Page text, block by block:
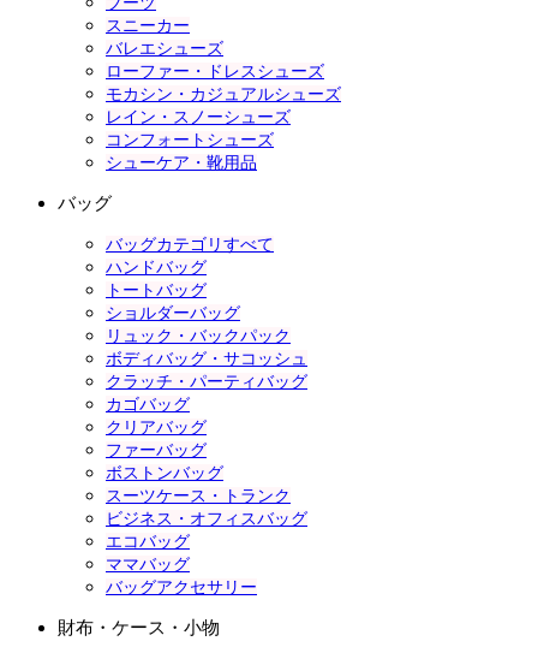
スニーカー
バレエシューズ
ローファー・ドレスシューズ
モカシン・カジュアルシューズ
レイン・スノーシューズ
コンフォートシューズ
シューケア・靴用品
バッグ
バッグカテゴリすべて
ハンドバッグ
トートバッグ
ショルダーバッグ
リュック・バックパック
ボディバッグ・サコッシュ
クラッチ・パーティバッグ
カゴバッグ
クリアバッグ
ファーバッグ
ボストンバッグ
スーツケース・トランク
ビジネス・オフィスバッグ
エコバッグ
ママバッグ
バッグアクセサリー
財布・ケース・小物